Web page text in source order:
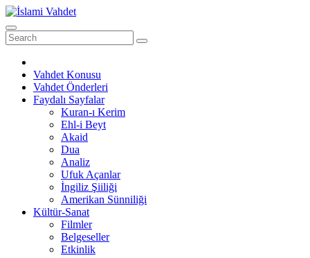
Skip
to
content
Vahdet Konusu
Vahdet Önderleri
Faydalı Sayfalar
Kuran-ı Kerim
Ehl-i Beyt
Akaid
Dua
Analiz
Ufuk Açanlar
İngiliz Şiiliği
Amerikan Sünniliği
Kültür-Sanat
Filmler
Belgeseller
Etkinlik